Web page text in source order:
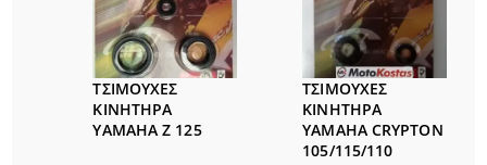
ΤΣΙΜΟΥΧΕΣ
ΚΙΝΗΤΗΡΑ
YAMAHA Z 125
ΤΣΙΜΟΥΧΕΣ
ΚΙΝΗΤΗΡΑ
YAMAHA CRYPTON
105/115/110